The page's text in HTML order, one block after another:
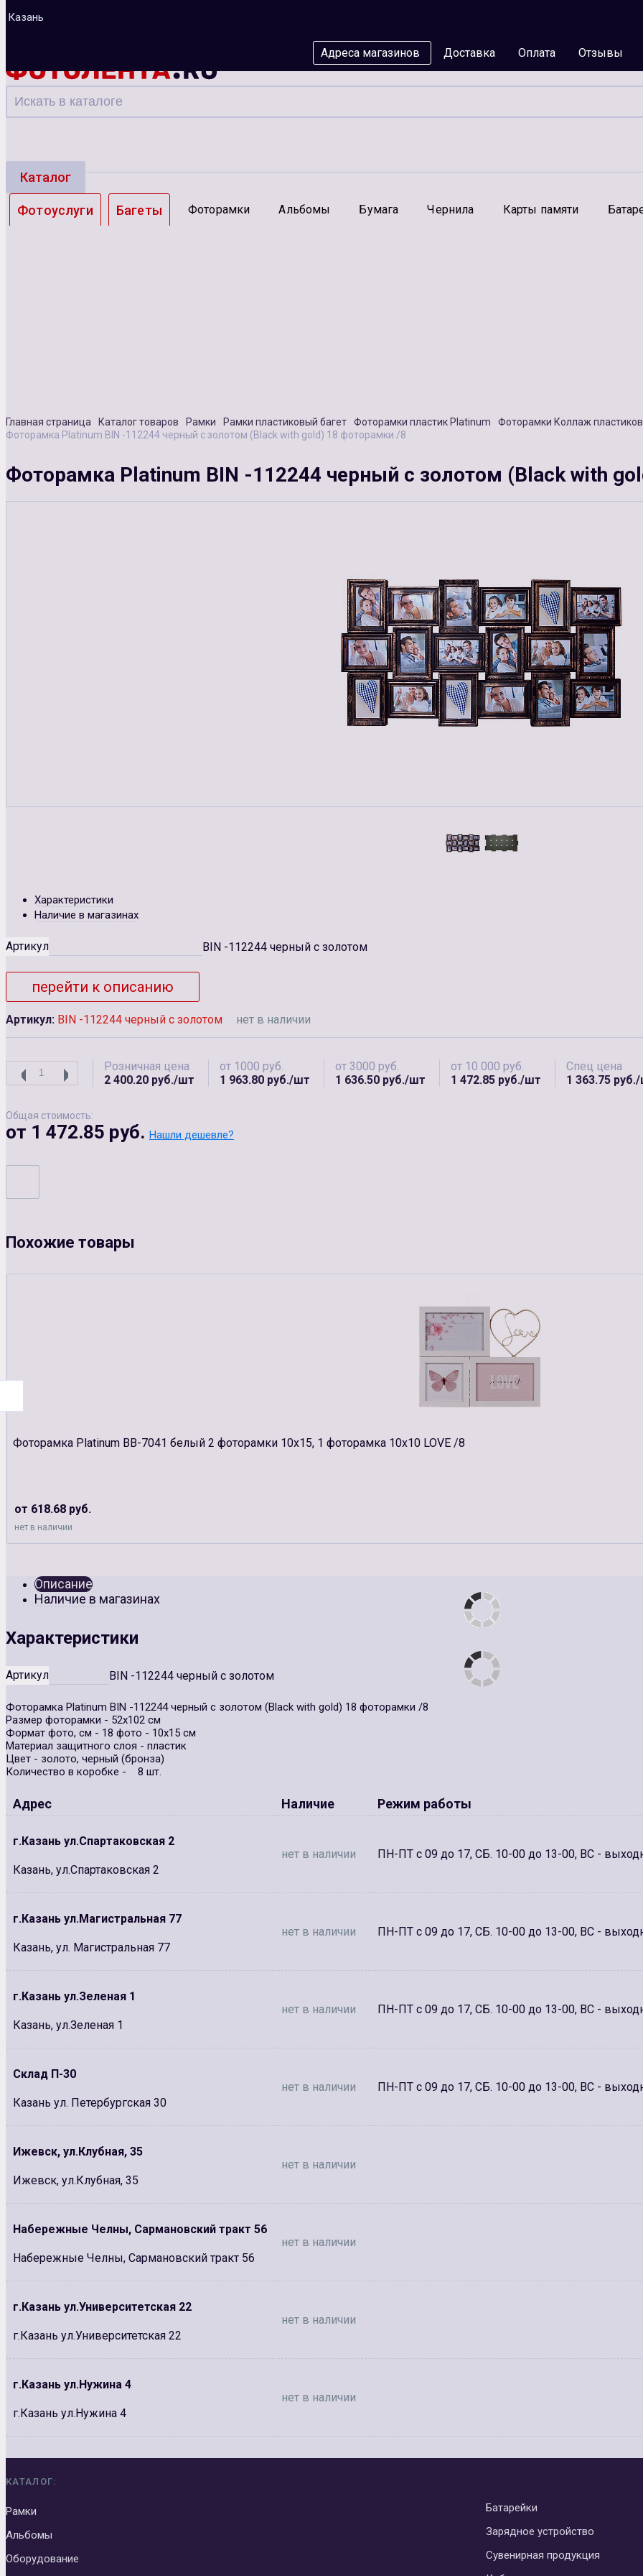
Казань
Адреса магазинов Доставка Оплата Отзывы
Каталог
Фотоуслуги Багеты Фоторамки Альбомы Бумага Чернила Карты памяти
Главная страница Каталог товаров Рамки Рамки пластиковый багет Фоторамки пластик Platinum
Фоторамки Коллаж
Фоторамка Platinum BIN -112244 черный с золотом (Black with gold) 18 фоторамки /8
Фоторамка Platinum BIN -112244 черный с золотом (Black with
Характеристики
Наличие в магазинах
Артикул BIN -112244 черный с золотом
перейти к описанию
Артикул: BIN -112244 черный с золотом нет в наличии
Розничная цена
2 400.20 руб./шт
от 1000 руб.
1 963.80 руб./шт
от 3000 руб.
1 636.50 руб./шт
от 10 000 руб.
1 472.85 руб./шт
Спец цена
1 363.75
Общая стоимость:
от 1 472.85 руб. Нашли дешевле?
Похожие товары
Фоторамка Platinum BB-7041 белый 2 фоторамки 10х15, 1 фоторамка 10х10 LOVE /8
от 618.68 руб.
нет в наличии
Описание
Наличие в магазинах
Характеристики
Артикул BIN -112244 черный с золотом
Фоторамка Platinum BIN -112244 черный с золотом (Black with gold) 18 фоторамки /8
Размер фоторамки - 52х102 см
Формат фото, см - 18 фото - 10х15 см
Материал защитного слоя - пластик
Цвет - золото, черный (бронза)
Количество в коробке - 8 шт.
Адрес Наличие Режим работы
г.Казань ул.Спартаковская 2
Казань, ул.Спартаковская 2
нет в наличии ПН-ПТ с 09 до 17, СБ. 10-00 до 13-00, ВС -
г.Казань ул.Магистральная 77
Казань, ул. Магистральная 77
нет в наличии ПН-ПТ с 09 до 17, СБ. 10-00 до 13-00, ВС -
г.Казань ул.Зеленая 1
Казань, ул.Зеленая 1
нет в наличии ПН-ПТ с 09 до 17, СБ. 10-00 до 13-00, ВС -
Склад П-30
Казань ул. Петербургская 30
нет в наличии ПН-ПТ с 09 до 17, СБ. 10-00 до 13-00, ВС -
Ижевск, ул.Клубная, 35
Ижевск, ул.Клубная, 35
нет в наличии
Набережные Челны, Сармановский тракт 56
Набережные Челны, Сармановский тракт 56
нет в наличии
г.Казань ул.Университетская 22
г.Казань ул.Университетская 22
нет в наличии
г.Казань ул.Нужина 4
г.Казань ул.Нужина 4
нет в наличии
КАТАЛОГ:
Рамки
Альбомы
Оборудование
Батарейки
Зарядное устройство
Сувенирная продукция